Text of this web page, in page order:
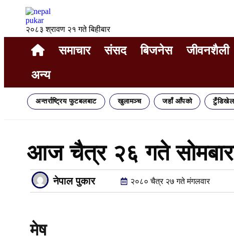
२०८३ श्रावण २१ गते बिहीबार
समाचार संसद बिजनेस जीवनशैली
अन्य
अन्तर्राष्ट्रिय फुटबलबाट खुलामञ्च जहाँ आँपको टुँडिखेल
आज चैत्र २६ गते
नेपाल पुकार २०८० चैत्र २७ गते मंगलवार
मेष